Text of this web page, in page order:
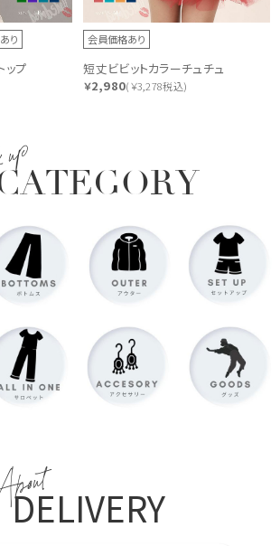
り
ップ
会員価格あり
短丈ビビットカラーチュチュ
￥2,980(￥3,278税込)
DELIVERY